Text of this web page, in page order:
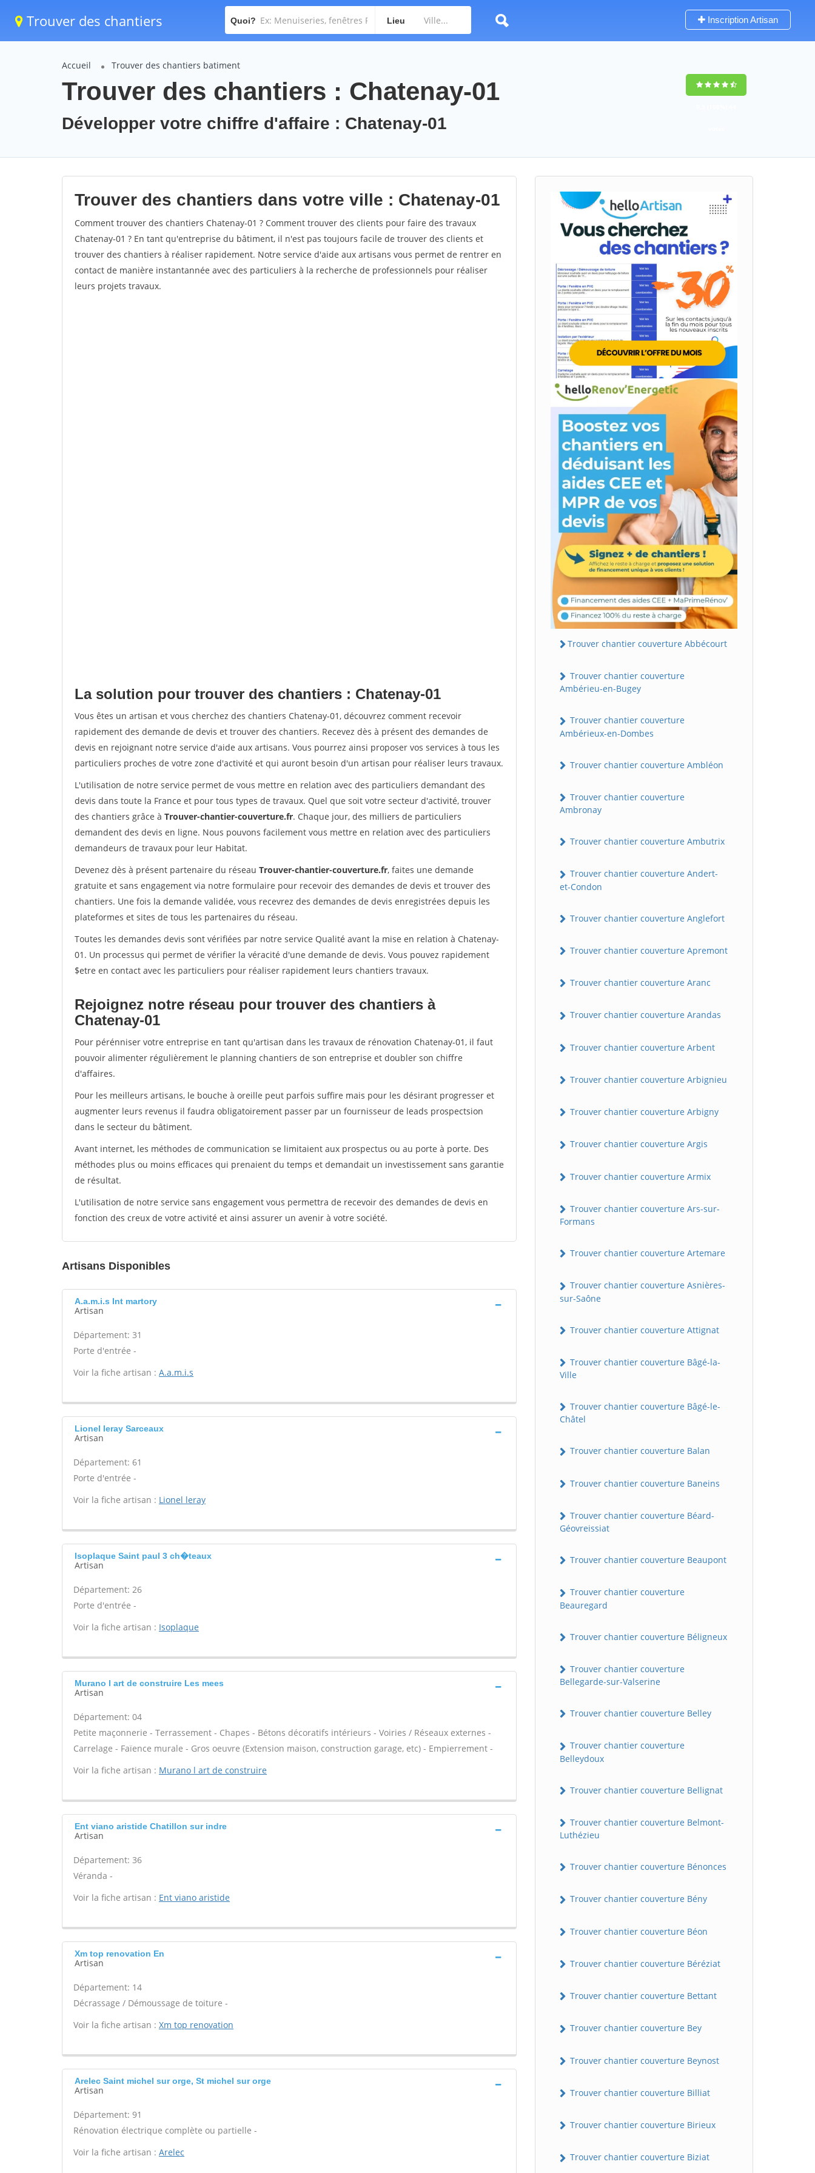
Trouver des chantiers Quoi? Lieu Inscription Artisan
Accueil Trouver des chantiers batiment
Trouver des chantiers : Chatenay-01
Développer votre chiffre d'affaire : Chatenay-01
Trouver des chantiers dans votre ville : Chatenay-01
Comment trouver des chantiers Chatenay-01 ? Comment trouver des clients pour faire des travaux
Chatenay-01 ? En tant qu'entreprise du bâtiment, il n'est pas toujours facile de trouver des clients et
trouver des chantiers à réaliser rapidement. Notre service d'aide aux artisans vous permet de rentrer en
contact de manière instantannée avec des particuliers à la recherche de professionnels pour réaliser
leurs projets travaux.
La solution pour trouver des chantiers : Chatenay-01
Vous êtes un artisan et vous cherchez des chantiers Chatenay-01, découvrez comment recevoir
rapidement des demande de devis et trouver des chantiers. Recevez dès à présent des demandes de
devis en rejoignant notre service d'aide aux artisans. Vous pourrez ainsi proposer vos services à tous les
particuliers proches de votre zone d'activité et qui auront besoin d'un artisan pour réaliser leurs travaux.
L'utilisation de notre service permet de vous mettre en relation avec des particuliers demandant des
devis dans toute la France et pour tous types de travaux. Quel que soit votre secteur d'activité, trouver
des chantiers grâce à Trouver-chantier-couverture.fr. Chaque jour, des milliers de particuliers
demandent des devis en ligne. Nous pouvons facilement vous mettre en relation avec des particuliers
demandeurs de travaux pour leur Habitat.
Devenez dès à présent partenaire du réseau Trouver-chantier-couverture.fr, faites une demande
gratuite et sans engagement via notre formulaire pour recevoir des demandes de devis et trouver des
chantiers. Une fois la demande validée, vous recevrez des demandes de devis enregistrées depuis les
plateformes et sites de tous les partenaires du réseau.
Toutes les demandes devis sont vérifiées par notre service Qualité avant la mise en relation à Chatenay-
01. Un processus qui permet de vérifier la véracité d'une demande de devis. Vous pouvez rapidement
$etre en contact avec les particuliers pour réaliser rapidement leurs chantiers travaux.
Rejoignez notre réseau pour trouver des chantiers à
Chatenay-01
Pour pérénniser votre entreprise en tant qu'artisan dans les travaux de rénovation Chatenay-01, il faut
pouvoir alimenter régulièrement le planning chantiers de son entreprise et doubler son chiffre
d'affaires.
Pour les meilleurs artisans, le bouche à oreille peut parfois suffire mais pour les désirant progresser et
augmenter leurs revenus il faudra obligatoirement passer par un fournisseur de leads prospectsion
dans le secteur du bâtiment.
Avant internet, les méthodes de communication se limitaient aux prospectus ou au porte à porte. Des
méthodes plus ou moins efficaces qui prenaient du temps et demandait un investissement sans garantie
de résultat.
L'utilisation de notre service sans engagement vous permettra de recevoir des demandes de devis en
fonction des creux de votre activité et ainsi assurer un avenir à votre société.
Artisans Disponibles
A.a.m.i.s Int martory
Artisan
Département: 31
Porte d'entrée -
Voir la fiche artisan : A.a.m.i.s
Lionel leray Sarceaux
Artisan
Département: 61
Porte d'entrée -
Voir la fiche artisan : Lionel leray
Isoplaque Saint paul 3 ch�teaux
Artisan
Département: 26
Porte d'entrée -
Voir la fiche artisan : Isoplaque
Murano l art de construire Les mees
Artisan
Département: 04
Petite maçonnerie - Terrassement - Chapes - Bétons décoratifs intérieurs - Voiries / Réseaux externes -
Carrelage - Faïence murale - Gros oeuvre (Extension maison, construction garage, etc) - Empierrement -
Voir la fiche artisan : Murano l art de construire
Ent viano aristide Chatillon sur indre
Artisan
Département: 36
Véranda -
Voir la fiche artisan : Ent viano aristide
Xm top renovation En
Artisan
Département: 14
Décrassage / Démoussage de toiture -
Voir la fiche artisan : Xm top renovation
Arelec Saint michel sur orge, St michel sur orge
Artisan
Département: 91
Rénovation électrique complète ou partielle -
Voir la fiche artisan : Arelec
Trouver chantier couverture Abbécourt
Trouver chantier couverture
Ambérieu-en-Bugey
Trouver chantier couverture
Ambérieux-en-Dombes
Trouver chantier couverture Ambléon
Trouver chantier couverture
Ambronay
Trouver chantier couverture Ambutrix
Trouver chantier couverture Andert-
et-Condon
Trouver chantier couverture Anglefort
Trouver chantier couverture Apremont
Trouver chantier couverture Aranc
Trouver chantier couverture Arandas
Trouver chantier couverture Arbent
Trouver chantier couverture Arbignieu
Trouver chantier couverture Arbigny
Trouver chantier couverture Argis
Trouver chantier couverture Armix
Trouver chantier couverture Ars-sur-
Formans
Trouver chantier couverture Artemare
Trouver chantier couverture Asnières-
sur-Saône
Trouver chantier couverture Attignat
Trouver chantier couverture Bâgé-la-
Ville
Trouver chantier couverture Bâgé-le-
Châtel
Trouver chantier couverture Balan
Trouver chantier couverture Baneins
Trouver chantier couverture Béard-
Géovreissiat
Trouver chantier couverture Beaupont
Trouver chantier couverture
Beauregard
Trouver chantier couverture Béligneux
Trouver chantier couverture
Bellegarde-sur-Valserine
Trouver chantier couverture Belley
Trouver chantier couverture
Belleydoux
Trouver chantier couverture Bellignat
Trouver chantier couverture Belmont-
Luthézieu
Trouver chantier couverture Bénonces
Trouver chantier couverture Bény
Trouver chantier couverture Béon
Trouver chantier couverture Béréziat
Trouver chantier couverture Bettant
Trouver chantier couverture Bey
Trouver chantier couverture Beynost
Trouver chantier couverture Billiat
Trouver chantier couverture Birieux
Trouver chantier couverture Biziat